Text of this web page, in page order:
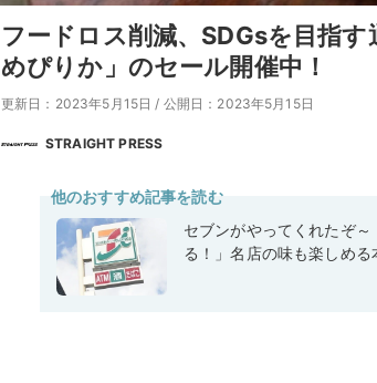
フードロス削減、SDGsを目指
めぴりか」のセール開催中！
更新日：2023年5月15日 / 公開日：2023年5月15日
STRAIGHT PRESS
他のおすすめ記事を読む
セブンがやってくれたぞ
る！」名店の味も楽しめる